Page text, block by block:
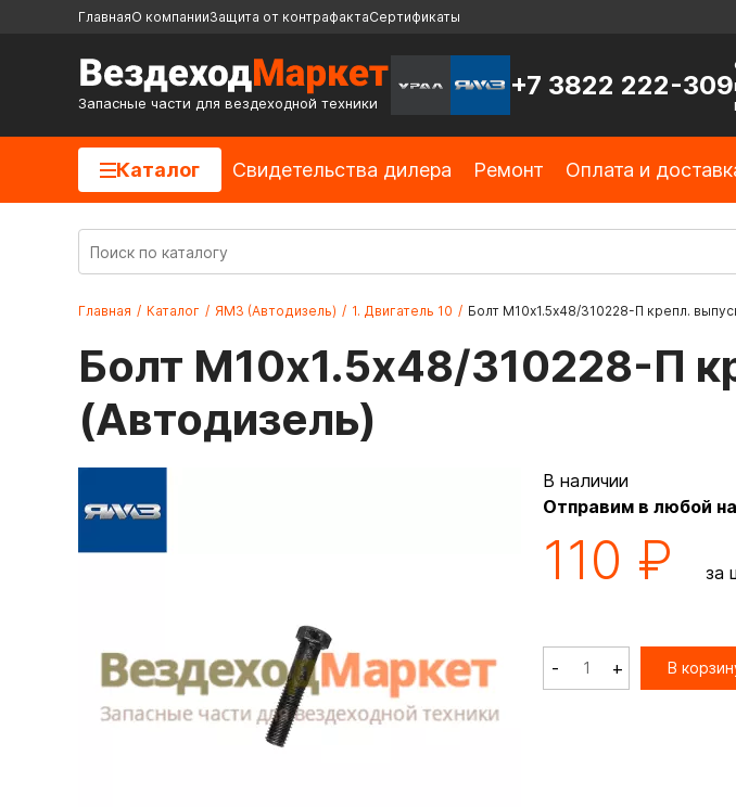
ГлавнаяО компанииЗащита от контрафактаСертификаты
Запасные части для вездеходной техники
+7 3822 222-309
Каталог Cвидетельства дилера Ремонт Оплата и
Главная / Каталог / ЯМЗ (Автодизель) / 1. Двигатель 10 / Болт М10х1.5х48/310228-П крепл.
Болт М10х1.5х48/310228-П
(Автодизель)
В наличии
Отправим в любой
110 ₽ за
- + В